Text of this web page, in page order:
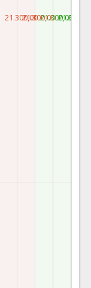
21.300,0021.300,0021.300,00